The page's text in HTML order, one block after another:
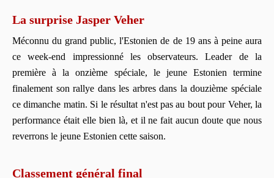
La surprise Jasper Veher
Méconnu du grand public, l'Estonien de de 19 ans à peine aura
ce week-end impressionné les observateurs. Leader de la
première à la onzième spéciale, le jeune Estonien termine
finalement son rallye dans les arbres dans la douzième spéciale
ce dimanche matin. Si le résultat n'est pas au bout pour Veher, la
performance était elle bien là, et il ne fait aucun doute que nous
reverrons le jeune Estonien cette saison.
Classement général final